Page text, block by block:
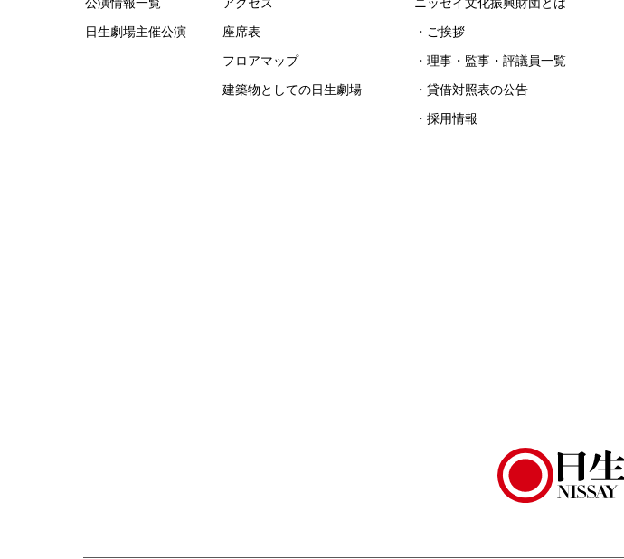
日生劇場主催公演
座席表
フロアマップ
建築物としての日生劇場
ご挨拶
理事・監事・評議員一覧
貸借対照表の公告
採用情報